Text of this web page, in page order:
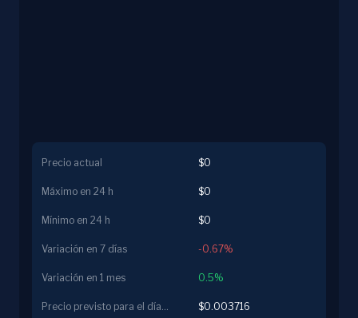
Precio actual $0
Máximo en 24 h $0
Mínimo en 24 h $0
Variación en 7 días -0.67%
Variación en 1 mes 0.5%
Precio previsto para el día siguiente $0.003716